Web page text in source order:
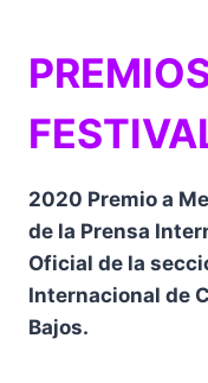
2020 Premio a
de la Prensa
Oficial de la
Internacional de
Bajos.